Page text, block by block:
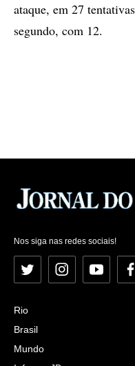
ataque, em 27
segundo, com 12.
Nos siga nas redes sociais!
Twitter InstagramYouTube
Rio
Brasil
Mundo